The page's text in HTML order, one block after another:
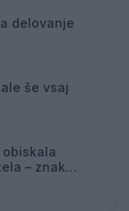
delovanje
še vsaj
– znak